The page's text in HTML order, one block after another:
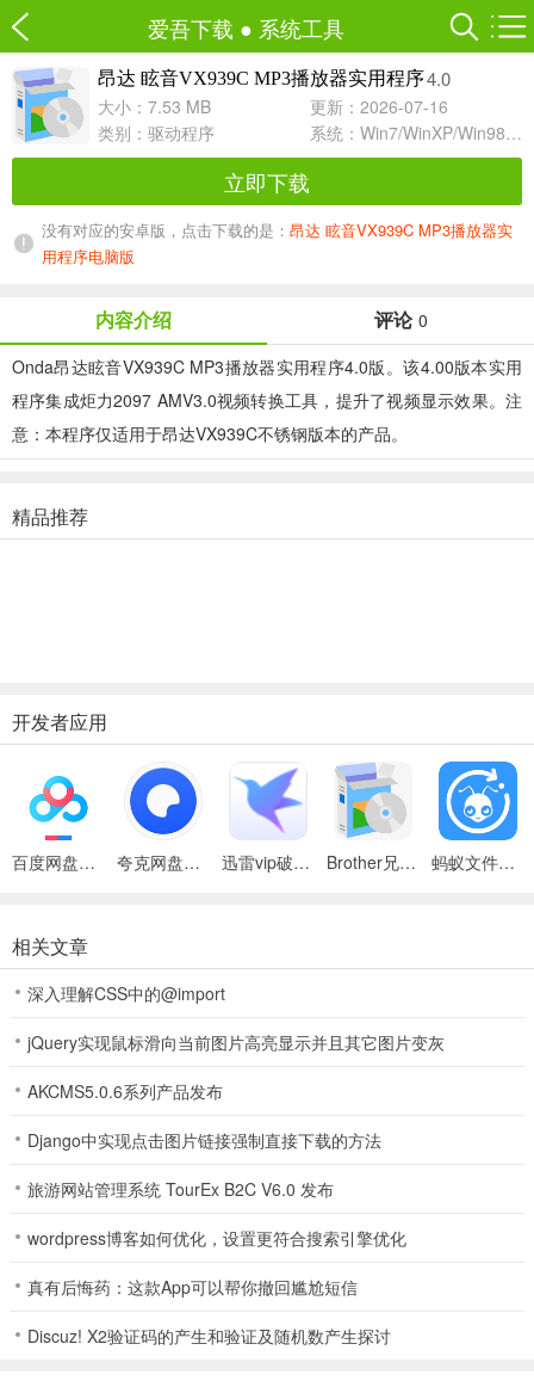
爱吾下载 ● 系统工具
昂达 眩音VX939C MP3播放器实用程序4.0
大小：7.53 MB
更新：2026-07-16
类别： 驱动程序 系统：Win7/WinXP/Win98/Win8/Win10兼容软件
立即下载
没有对应的安卓版，点击下载的是： 昂达 眩音VX939C MP3播放器实
用程序电脑版
内容介绍 评论 0
Onda昂达眩音VX939C MP3播放器实用程序4.0版。该4.00版本实用
程序集成炬力2097 AMV3.0视频转换工具，提升了视频显示效果。注
意：本程序仅适用于昂达VX939C不锈钢版本的产品。
精品推荐
开发者应用
百度网盘绿色免安装Pc电脑版 夸克网盘官方正式版 迅雷vip破解版永久会员2024版 Brother兄弟 MFC-8480DN多功能一体机ISIS驱动 蚂蚁文件（数据恢复大师）
相关文章
深入理解CSS中的@import
jQuery实现鼠标滑向当前图片高亮显示并且其它图片变灰
AKCMS5.0.6系列产品发布
Django中实现点击图片链接强制直接下载的方法
旅游网站管理系统 TourEx B2C V6.0 发布
wordpress博客如何优化，设置更符合搜索引擎优化
真有后悔药：这款App可以帮你撤回尴尬短信
Discuz! X2验证码的产生和验证及随机数产生探讨